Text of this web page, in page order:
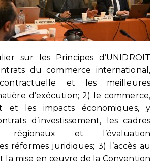
sur les Principes d’UNIDROIT
du commerce international,
contractuelle et les meilleures
d’exécution; 2) le commerce,
et les impacts économiques, y
d’investissement, les cadres
régionaux et l’évaluation
réformes juridiques; 3) l’accès au
la mise en œuvre de la Convention